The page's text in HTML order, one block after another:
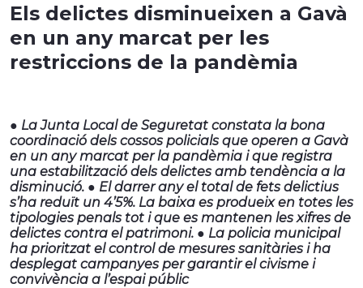
Els delictes disminueixen a Gavà
en un any marcat per les
restriccions de la pandèmia
● La Junta Local de Seguretat constata la bona
coordinació dels cossos policials que operen a Gavà
en un any marcat per la pandèmia i que registra
una estabilització dels delictes amb tendència a la
disminució. ● El darrer any el total de fets delictius
s’ha reduït un 4’5%. La baixa es produeix en totes les
tipologies penals tot i que es mantenen les xifres de
delictes contra el patrimoni. ● La policia municipal
ha prioritzat el control de mesures sanitàries i ha
desplegat campanyes per garantir el civisme i
convivència a l’espai públic